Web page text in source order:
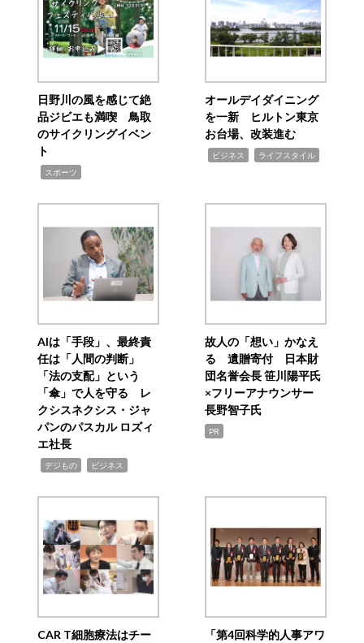
日野川の風を感じて絶
品ジビエも満喫 鳥取
のサイクリングイベン
ト
スポーツ
オールデイダイニング
を一新 ヒルトン東京
お台場、改装進む
ビジネス ライフスタイル
AIは「手段」、最終責
任は「人間の判断」
「法の支配」という
「傘」で人を守る レ
クシスネクシス・ジャ
パンのパスカル ロズィ
エ社長
デジもの ビジネス
故人の「想い」かなえ
る 遺贈寄付 日本財
団名誉会長 笹川陽平氏
×フリーアナウンサー
長野智子氏
PR
CAR T細胞療法はチー
「第4回科学的人事アワ